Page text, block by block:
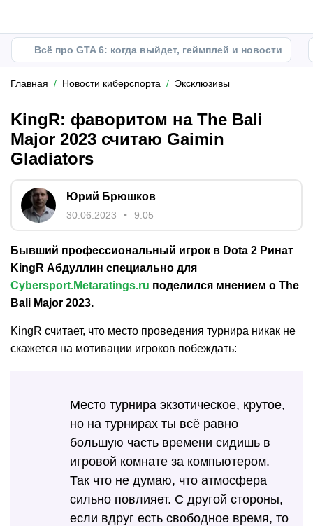
Всё про GTA 6: когда выйдет, геймплей и новости
Главная Новости киберспорта Эксклюзивы
KingR: фаворитом на The Bali
Major 2023 считаю Gaimin
Gladiators
Юрий Брюшков
30.06.2023 9:05
Бывший профессиональный игрок в Dota 2 Ринат
KingR Абдуллин специально для
Cybersport.Metaratings.ru поделился мнением о The
Bali Major 2023.
KingR считает, что место проведения турнира никак не
скажется на мотивации игроков побеждать:
Место турнира экзотическое, крутое,
но на турнирах ты всё равно
большую часть времени сидишь в
игровой комнате за компьютером.
Так что не думаю, что атмосфера
сильно повлияет. С другой стороны,
если вдруг есть свободное время, то